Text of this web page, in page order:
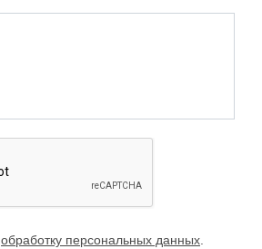
обработку персональных данных.